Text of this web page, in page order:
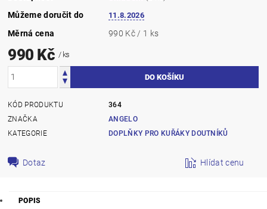
Můžeme doručit do
11.8.2026
Měrná cena 990 Kč / 1 ks
990 Kč / ks
KÓD PRODUKTU
364
ZNAČKA
ANGELO
KATEGORIE
DOPLŇKY PRO KUŘÁKY DOUTNÍKŮ
Dotaz Hlídat cenu
POPIS